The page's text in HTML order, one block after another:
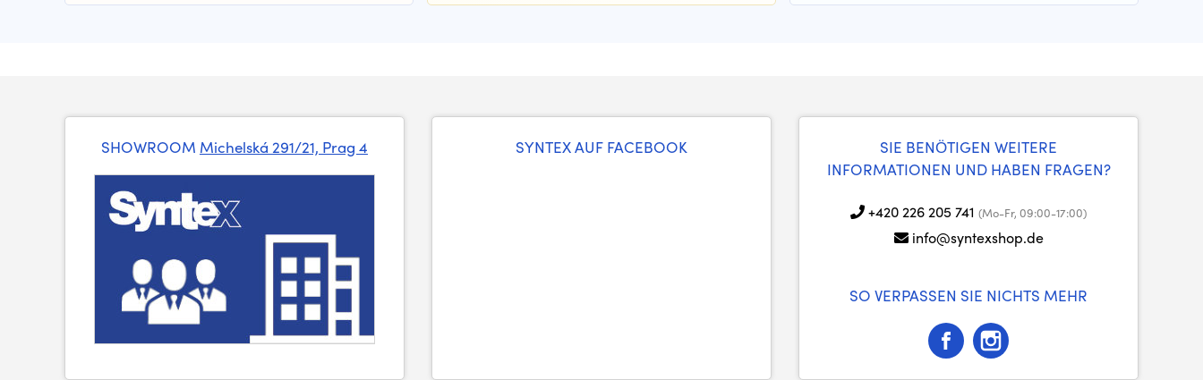
SHOWROOM Michelská 291/21, Prag 4 SYNTEX AUF FACEBOOK
SIE BENÖTIGEN WEITERE
INFORMATIONEN UND HABEN FRAGEN?
+420 226 205 741 (Mo-Fr, 09:00-17:00)
info@syntexshop.de
SO VERPASSEN SIE NICHTS MEHR